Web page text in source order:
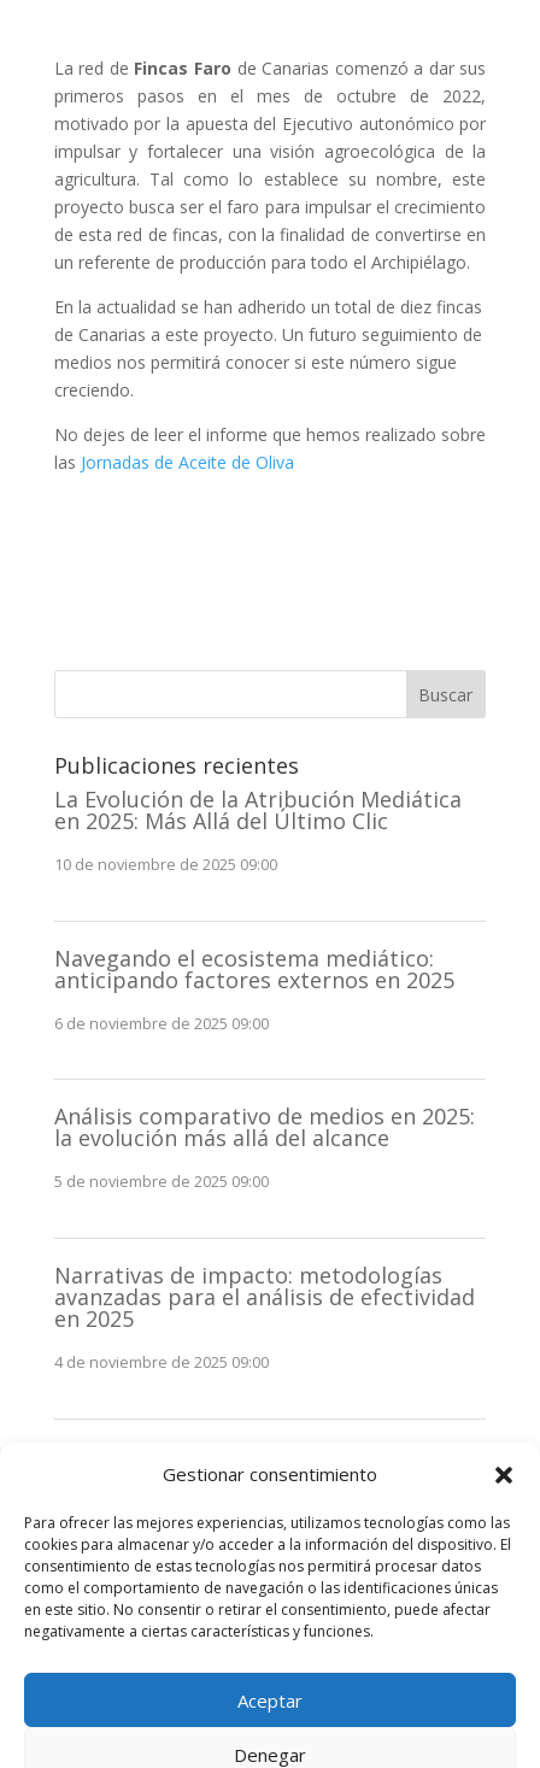
Gestionar consentimiento
Para ofrecer las mejores experiencias, utilizamos tecnologías como las
cookies para almacenar y/o acceder a la información del dispositivo. El
consentimiento de estas tecnologías nos permitirá procesar datos
como el comportamiento de navegación o las identificaciones únicas
en este sitio. No consentir o retirar el consentimiento, puede afectar
negativamente a ciertas características y funciones.
Aceptar
Denegar
La red de Fincas Faro de Canarias comenzó a dar sus
primeros pasos en el mes de octubre de 2022,
motivado por la apuesta del Ejecutivo autonómico por
impulsar y fortalecer una visión agroecológica de la
agricultura. Tal como lo establece su nombre, este
proyecto busca ser el faro para impulsar el crecimiento
de esta red de fincas, con la finalidad de convertirse en
un referente de producción para todo el Archipiélago.
En la actualidad se han adherido un total de diez fincas
de Canarias a este proyecto. Un futuro seguimiento de
medios nos permitirá conocer si este número sigue
creciendo.
No dejes de leer el informe que hemos realizado sobre
las Jornadas de Aceite de Oliva
Buscar
Publicaciones recientes
La Evolución de la Atribución Mediática
en 2025: Más Allá del Último Clic
10 de noviembre de 2025 09:00
Navegando el ecosistema mediático:
anticipando factores externos en 2025
6 de noviembre de 2025 09:00
Análisis comparativo de medios en 2025:
la evolución más allá del alcance
5 de noviembre de 2025 09:00
Narrativas de impacto: metodologías
avanzadas para el análisis de efectividad
en 2025
4 de noviembre de 2025 09:00
stakeholders en 2025: La clave de la
3 de noviembre de 2025 09:00
Comentarios recientes